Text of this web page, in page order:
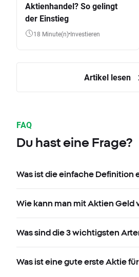
Aktienhandel? So gelingt
der Einstieg
18 Minute(n) Investieren
Artikel lesen
FAQ
Du hast eine Frage?
Was ist die einfache Definition
Wie kann man mit Aktien Geld
Was sind die 3 wichtigsten
Was ist eine gute erste Aktie